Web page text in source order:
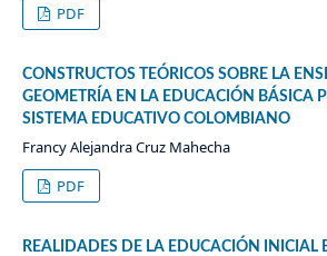
PDF
CONSTRUCTOS TEÓRICOS SOBRE LA
GEOMETRÍA EN LA EDUCACIÓN BÁSICA
SISTEMA EDUCATIVO COLOMBIANO
Francy Alejandra Cruz Mahecha
PDF
REALIDADES DE LA EDUCACIÓN INICIAL